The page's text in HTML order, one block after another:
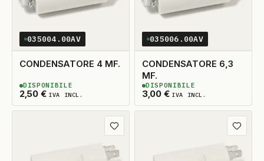
035004.00AV
CONDENSATORE 4 MF.
2,50 € IVA INCL.
2DISPONIBILI
DISPONIBILE
035006.00AV
CONDENSATORE 6,3
MF.
3,00 € IVA INCL.
2DISPONIBILI
DISPONIBILE
Aggiungi ai preferiti